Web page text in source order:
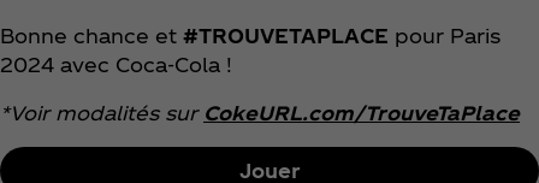
Bonne chance et #TROUVETAPLACE pour Paris
2024 avec Coca‑Cola !
*Voir modalités sur CokeURL.com/TrouveTaPlace
Jouer